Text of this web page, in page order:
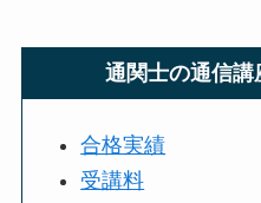
通関士の通信講
合格実績
受講料